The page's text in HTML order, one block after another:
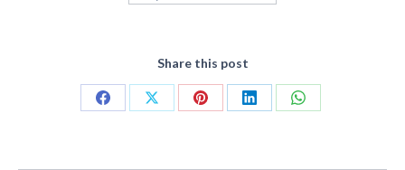
Share this post
Share
Share
Share
Share
Share